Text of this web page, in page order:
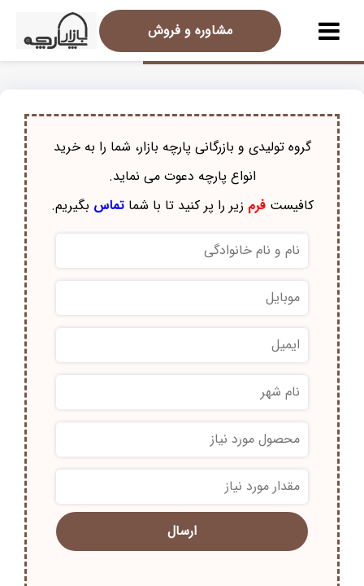
مشاوره و فروش
گروه تولیدی و بازرگانی پارچه بازار، شما را به خرید
انواع پارچه دعوت می نماید.
کافیستفرم زیر را پر کنید تا با شماتماس بگیریم.
*
*